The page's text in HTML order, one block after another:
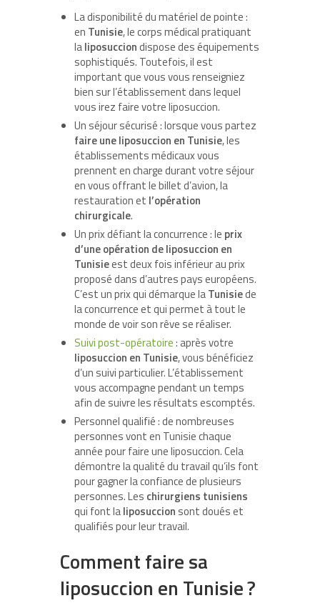
La disponibilité du matériel de pointe :
en Tunisie, le corps médical pratiquant
laliposucciondispose des équipements
sophistiqués. Toutefois, il est
important que vous vous renseigniez
bien sur l’établissement dans lequel
vous irez faire votre liposuccion.
Un séjour sécurisé : lorsque vous partez
faire une liposuccion en Tunisie, les
établissements médicaux vous
prennent en charge durant votre séjour
en vous offrant le billet d’avion, la
restauration et l’opération
chirurgicale.
Un prix défiant la concurrence : le prix
d’une opération de liposuccion en
Tunisieest deux fois inférieur au prix
proposé dans d’autres pays européens.
C’est un prix qui démarque laTunisiede
la concurrence et qui permet à tout le
monde de voir son rêve se réaliser.
Suivi post-opératoire: après votre
liposuccion en Tunisie, vous bénéficiez
d’un suivi particulier. L’établissement
vous accompagne pendant un temps
afin de suivre les résultats escomptés.
Personnel qualifié : de nombreuses
personnes vont en Tunisie chaque
année pour faire une liposuccion. Cela
démontre la qualité du travail qu’ils font
pour gagner la confiance de plusieurs
personnes. Les chirurgiens tunisiens
qui font laliposuccion sont doués et
qualifiés pour leur travail.
Comment faire sa
liposuccion en Tunisie ?